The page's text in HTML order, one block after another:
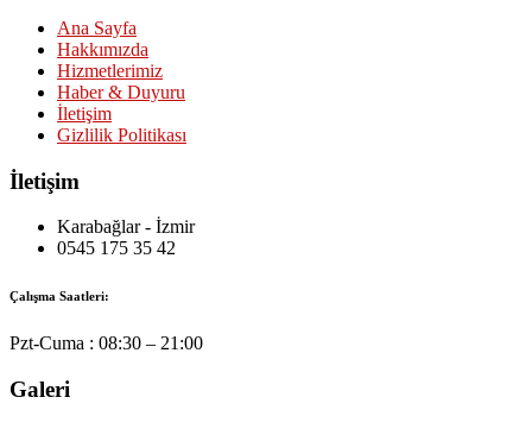
Ana Sayfa
Hakkımızda
Hizmetlerimiz
Haber & Duyuru
İletişim
Gizlilik Politikası
İletişim
Karabağlar - İzmir
0545 175 35 42
Çalışma Saatleri:
Pzt-Cuma : 08:30 – 21:00
Galeri